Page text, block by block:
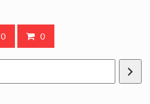
0 0